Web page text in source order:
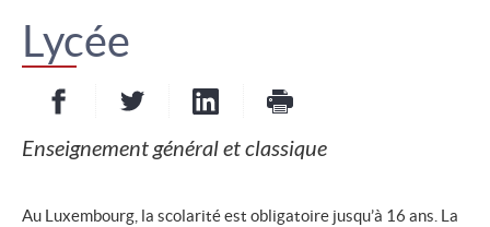
Lycée
Partager sur Facebook - nouvelle fenêtre
Partager sur Twitter- nouvelle fenêtre
Partager sur LinkedIn
Imprimer
Enseignement général et classique
Au Luxembourg, la scolarité est obligatoire jusqu’à 16 ans. La